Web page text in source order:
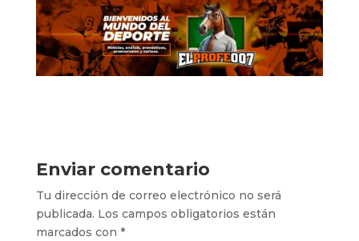
Enviar comentario
Tu dirección de correo electrónico no será
publicada. Los campos obligatorios están
marcados con *